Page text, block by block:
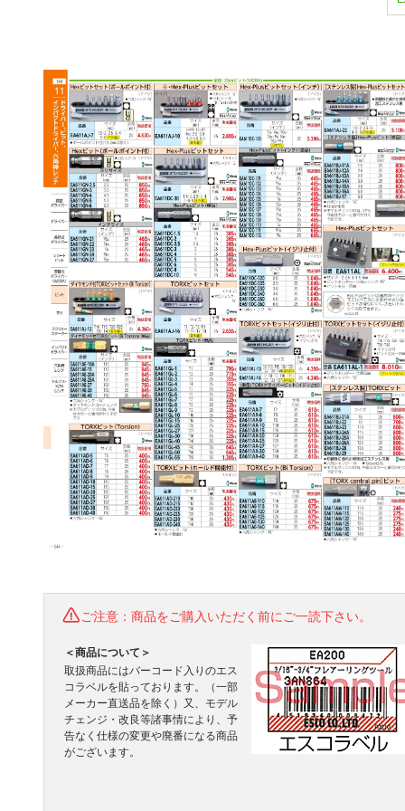
ご注意：商品をご購入いただく前にご一読下さい。
＜商品について＞
取扱商品にはバーコード入りのエス
コラベルを貼っております。（一部
メーカー直送品を除く）又、モデル
チェンジ・改良等諸事情により、予
告なく仕様の変更や廃番になる商品
がございます。